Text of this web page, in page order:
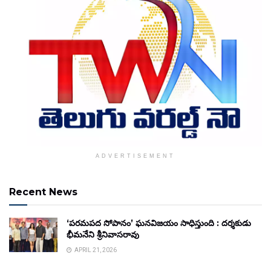
ADVERTISEMENT
Recent News
‘పరమపద సోపానం’ ఘనవిజయం సాధిస్తుంది : దర్శకుడు
భీమనేని శ్రీనివాసరావు
APRIL 21, 2026